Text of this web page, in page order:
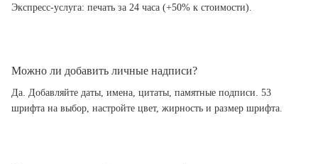
Экспресс-услуга: печать за 24 часа (+50% к стоимости).
Можно ли добавить личные надписи?
Да. Добавляйте даты, имена, цитаты, памятные подписи. 53
шрифта на выбор, настройте цвет, жирность и размер шрифта.